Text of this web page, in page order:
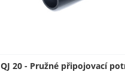
QJ 20 - Pružné připojovací